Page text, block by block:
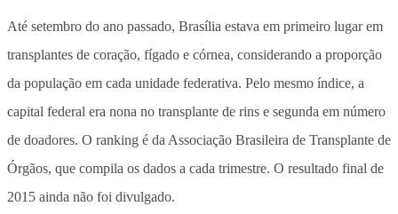
Até setembro do ano passado, Brasília estava em primeiro lugar em
transplantes de coração, fígado e córnea, considerando a proporção
da população em cada unidade federativa. Pelo mesmo índice, a
capital federal era nona no transplante de rins e segunda em número
de doadores. O ranking é da Associação Brasileira de Transplante de
Órgãos, que compila os dados a cada trimestre. O resultado final de
2015 ainda não foi divulgado.